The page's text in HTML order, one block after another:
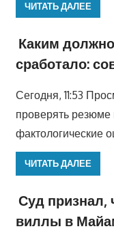
ЧИТАТЬ ДАЛЕЕ
Каким
сработало:
Сегодня, 11:53
проверять
фактологические
ЧИТАТЬ ДАЛЕЕ
Суд признал,
виллы в